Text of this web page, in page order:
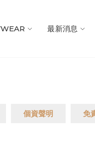
最新消息
個資聲明 免